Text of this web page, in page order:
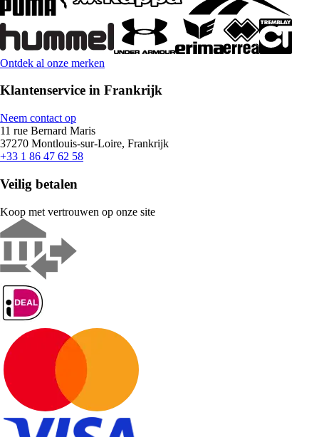
Ontdek al onze merken
Klantenservice in Frankrijk
Neem contact op
11 rue Bernard Maris
37270 Montlouis-sur-Loire, Frankrijk
+33 1 86 47 62 58
Veilig betalen
Koop met vertrouwen op onze site